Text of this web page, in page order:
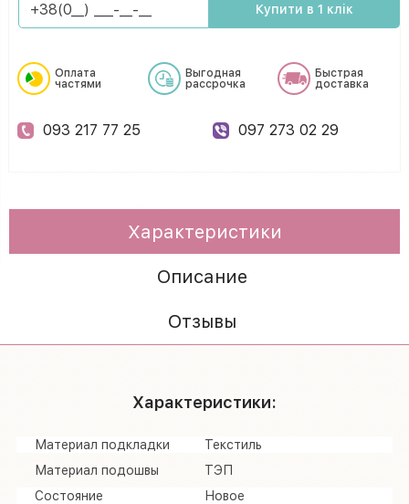
Купити в 1 клік
Оплата
частями
Выгодная
рассрочка
Быстрая
доставка
093 217 77 25 097 273 02 29
Характеристики
Описание
Отзывы
Характеристики:
Материал подкладки
Текстиль
Материал подошвы
ТЭП
Состояние
Новое